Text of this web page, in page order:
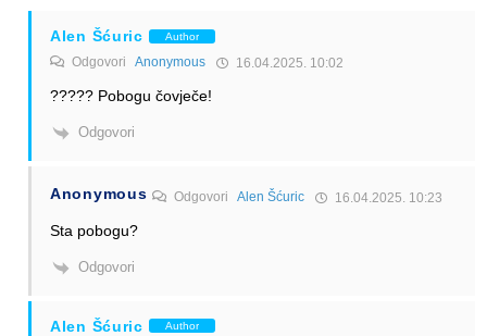
Alen Šćuric Author
Odgovori Anonymous 16.04.2025. 10:02
????? Pobogu čovječe!
Odgovori
Anonymous OdgovoriAlen Šćuric 16.04.2025. 10:23
Sta pobogu?
Odgovori
Alen Šćuric Author